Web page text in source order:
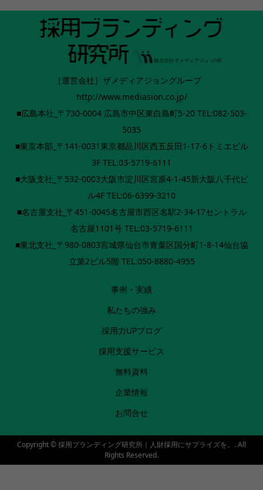
［運営会社］ザメディアジョングループ
http://www.mediasion.co.jp/
■広島本社_〒730-0004 広島市中区東白島町5-20 TEL:082-503-
5035
■東京本部_〒141-0031東京都品川区西五反田1-17-6トミエビル
3F TEL:03-5719-6111
■大阪支社_〒532-0003大阪市淀川区宮原4-1-45新大阪八千代ビ
ル4F TEL:06-6399-3210
■名古屋支社_〒451-0045名古屋市西区名駅2-34-17セントラル
名古屋1101号 TEL:03-5719-6111
■東北支社_〒980-0803宮城県仙台市青葉区国分町1-8-14仙台協
立第2ビル5階 TEL:050-8880-4955
事例・実績
私たちの強み
採用力UPブログ
採用支援サービス
無料資料
企業情報
お問合せ
Copyright ©採用ブランディング研究所｜人財採用にサプライズを。. All
Rights Reserved.